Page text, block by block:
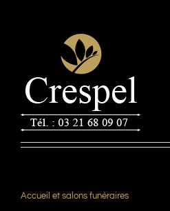
Accueil et salons funéraires